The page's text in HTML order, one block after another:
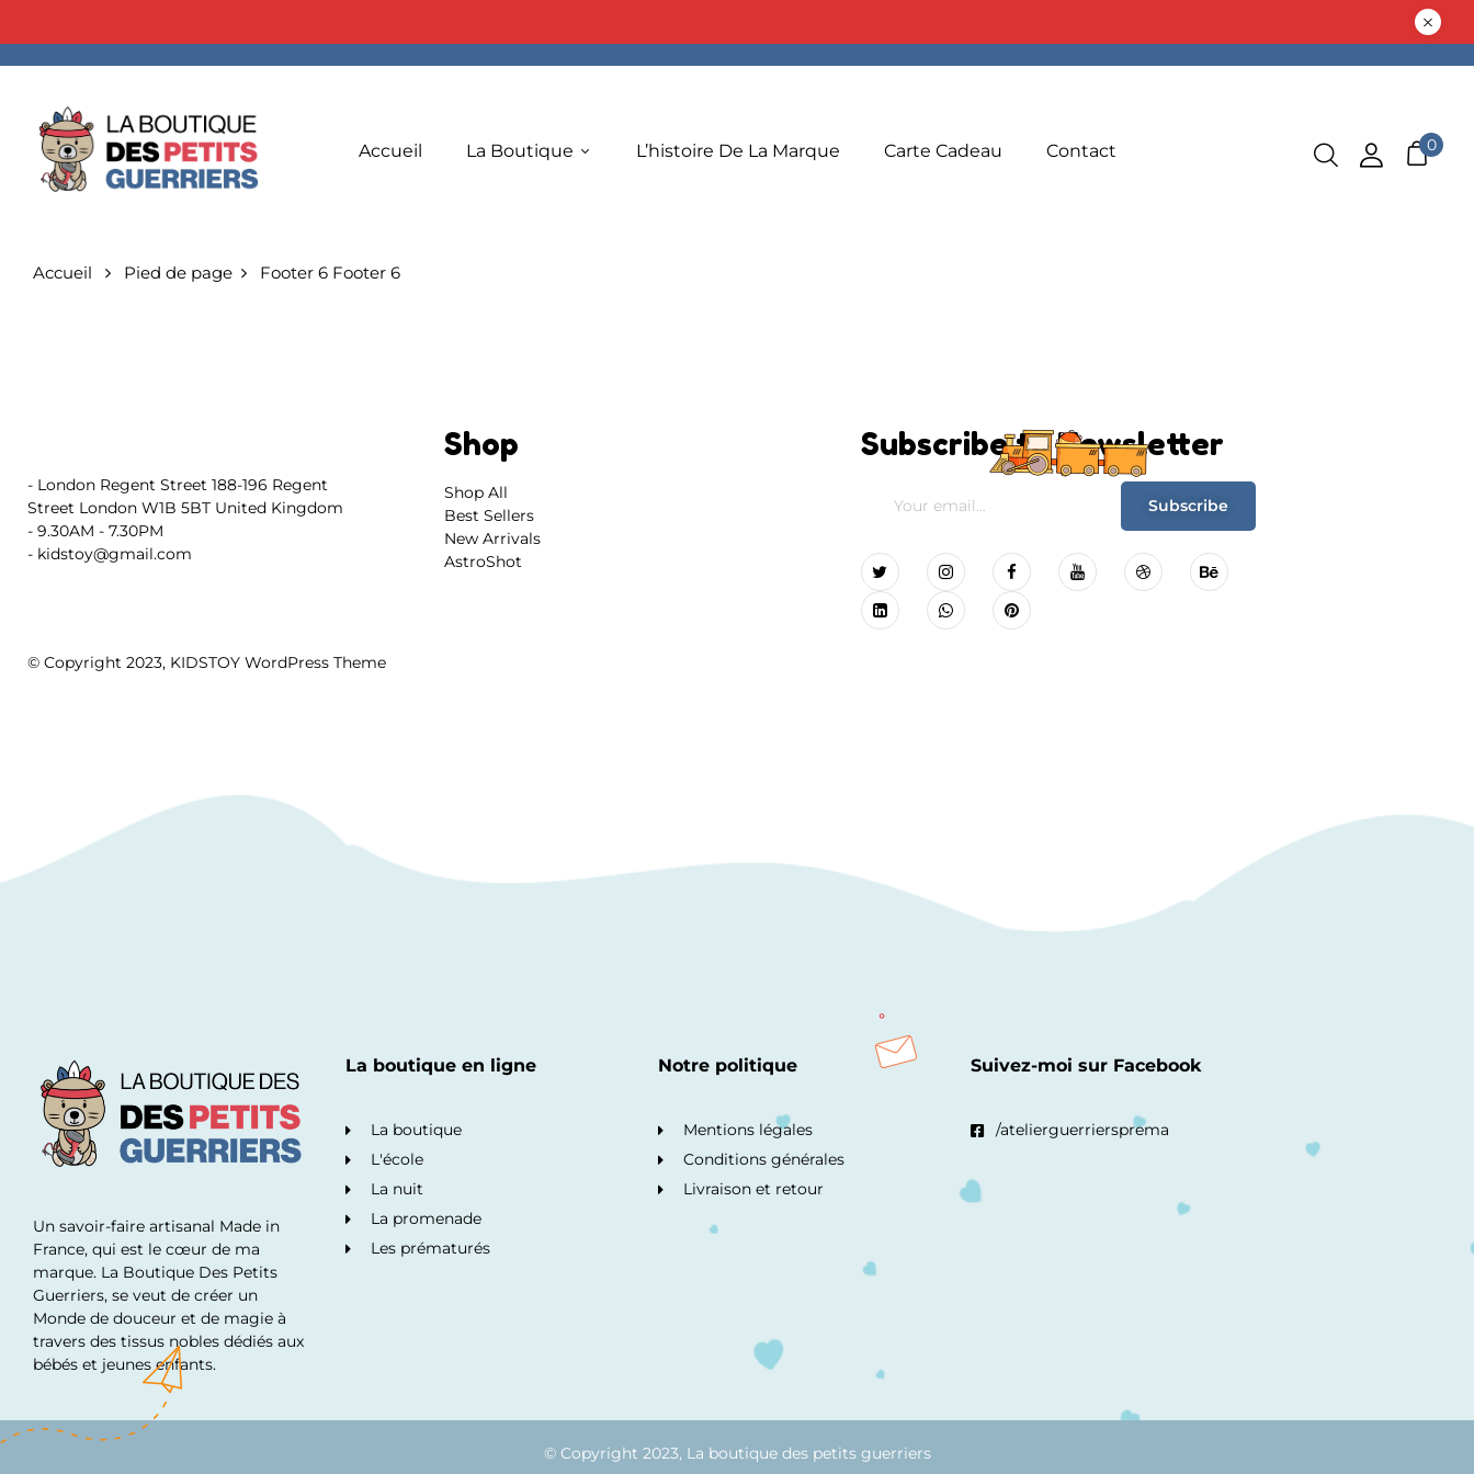
Accueil La Boutique L’histoire De La Marque Carte Cadeau Contact 0
Accueil Pied de page Footer 6 Footer 6
- London Regent Street 188-196 Regent
Street London W1B 5BT United Kingdom
- 9.30AM - 7.30PM
- kidstoy@gmail.com
Shop
Shop All
Best Sellers
New Arrivals
AstroShot
Subscribe to Newsletter
© Copyright 2023, KIDSTOY WordPress Theme
Un savoir-faire artisanal Made in
France, qui est le cœur de ma
marque. La Boutique Des Petits
Guerriers, se veut de créer un
Monde de douceur et de magie à
travers des tissus nobles dédiés aux
bébés et jeunes enfants.
La boutique en ligne
La boutique
L'école
La nuit
La promenade
Les prématurés
Notre politique
Mentions légales
Conditions générales
Livraison et retour
Suivez-moi sur Facebook
/atelierguerriersprema
© Copyright 2023, La boutique des petits guerriers